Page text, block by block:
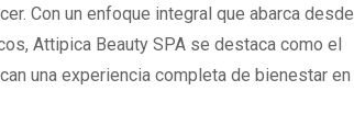
Con un enfoque integral que abarca desde
Attipica Beauty SPA se destaca como el
una experiencia completa de bienestar en